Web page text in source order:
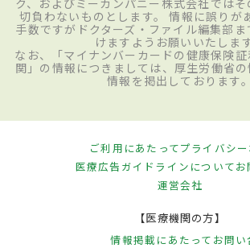
切負わないものとします。 情報に誤りが
手数ですがドクターズ・ファイル編集部
けますようお願いいたします
なお、「マイナンバーカードの健康保険
関」の情報につきましては、厚生労働省の
情報を掲出しております。
ご利用にあたってプライバシ
医療広告ガイドラインについてお
運営会社
【医療機関の方】
情報掲載にあたって お問い